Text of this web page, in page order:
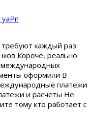
каждый раз
Короче, реально
оформили В
платежи
и расчеты Не
тому кто работает с